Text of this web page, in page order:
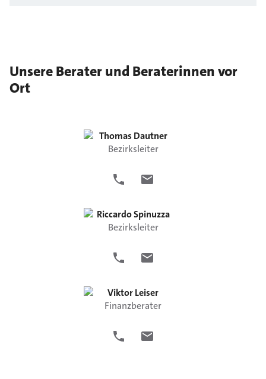
Unsere Berater und Beraterinnen vor
Ort
Thomas Dautner
Bezirksleiter
RiccardoSpinuzza
Bezirksleiter
ViktorLeiser
Finanzberater